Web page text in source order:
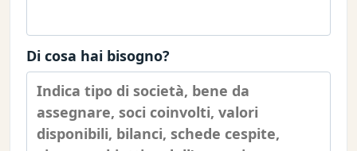
Di cosa hai bisogno?